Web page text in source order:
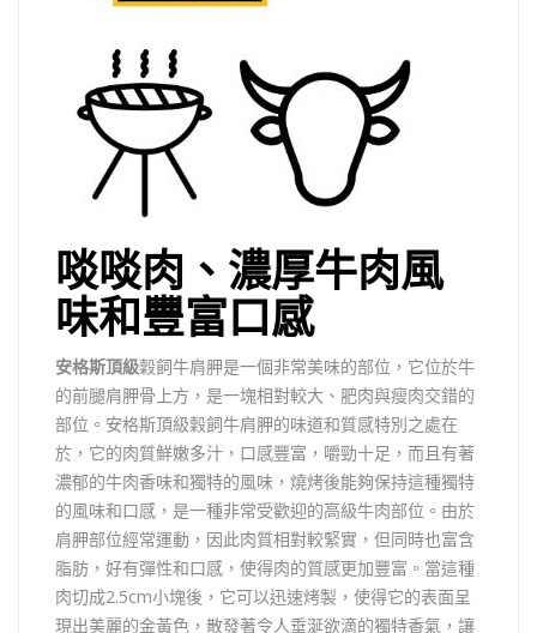
啖啖肉、濃厚牛肉風
味和豐富口感
安格斯頂級穀飼牛肩胛是一個非常美味的部位，它位於牛
的前腿肩胛骨上方，是一塊相對較大、肥肉與瘦肉交錯的
部位。 安格斯頂級穀飼牛肩胛的味道和質感特別之處在
於，它的肉質鮮嫩多汁，口感豐富，嚼勁十足，而且有著
濃郁的牛肉香味和獨特的風味， 燒烤後能夠保持這種獨特
的風味和口感，是一種非常受歡迎的高級牛肉部位。 由於
肩胛部位經常運動，因此肉質相對較緊實，但同時也富含
脂肪，好有彈性和口感，使得肉的質感更加豐富。 當這種
肉切成2.5cm小塊後，它可以迅速烤製，使得它的表面呈
現出美麗的金黃色，散發著令人垂涎欲滴的獨特香氣，讓